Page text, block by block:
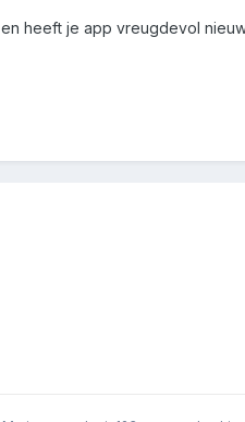
en heeft je app vreugdevol